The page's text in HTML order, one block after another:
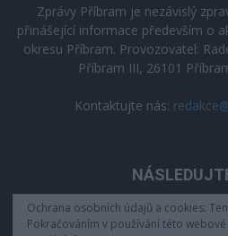
Zprávy Příbram je nezávislý
přinášející informace především o
okresu Příbram. Provozovatel:
Příbram III, 26101
Kontaktujte nás:
Ochrana osobních údajů a cookies:
Pokračováním v používání této